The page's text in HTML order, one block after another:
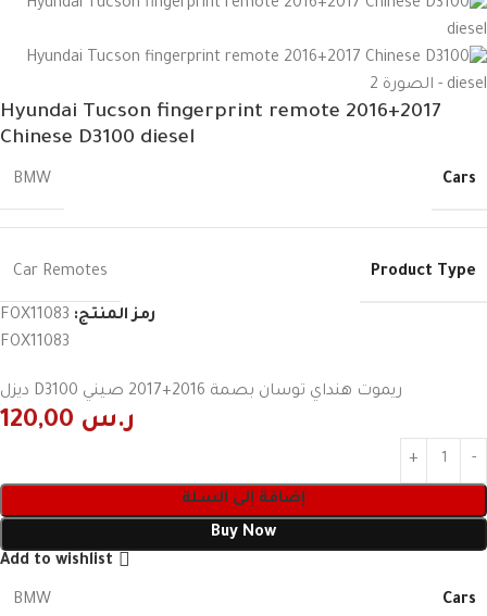
Hyundai Tucson fingerprint remote 2016+2017
Chinese D3100 diesel
Cars
BMW
Product Type
Car Remotes
رمز المنتج: FOX11083
FOX11083
ريموت هنداي توسان بصمة 2016+2017 صيني D3100 ديزل
ر.س
إضافة إلى السلة
Buy Now
Add to wishlist
Cars
BMW